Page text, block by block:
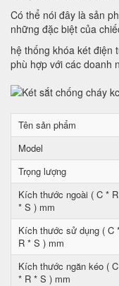
Có thể nói đây là sản
những đặc biệt của
hệ thống khóa két điện
phù hợp với các doanh
Tên sản phẩm
Model
Trọng lượng
Kích thước ngoài ( C * R
* S ) mm
Kích thước sử dụng ( C
R * S ) mm
Kích thước ngăn kéo ( C
* R * S ) mm